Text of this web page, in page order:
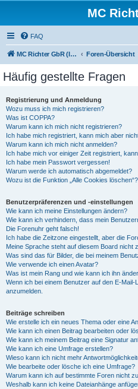
MC
FAQ
MC Richter GbR (Impressum / Datenschutz) Foren-Übersicht
Häufig gestellte Fragen
Registrierung und Anmeldung
Wozu muss ich mich registrieren?
Was ist COPPA?
Warum kann ich mich nicht registrieren?
Ich habe mich registriert, kann mich aber
Warum kann ich mich nicht anmelden?
Ich habe mich vor einiger Zeit registriert,
Ich habe mein Passwort vergessen!
Warum werde ich automatisch abgemeldet?
Wozu ist die Funktion „Alle Cookies löschen“?
Benutzerpräferenzen und -einstellungen
Wie kann ich meine Einstellungen ändern?
Wie kann ich verhindern, dass mein
Die Forenuhr geht falsch!
Ich habe die Zeitzone eingestellt, aber die
Meine Sprache steht auf diesem Board nicht
Was sind das für Bilder, die bei meinem
Wie verwende ich einen Avatar?
Was ist mein Rang und wie kann ich ihn
Wenn ich bei einem Benutzer auf den E-
anzumelden.
Beiträge schreiben
Wie erstelle ich ein neues Thema oder eine
Wie kann ich einen Beitrag bearbeiten oder
Wie kann ich meinem Beitrag eine Signatur
Wie kann ich eine Umfrage erstellen?
Wieso kann ich nicht mehr
Wie bearbeite oder lösche ich eine Umfrage?
Warum kann ich auf bestimmte Foren nicht
Weshalb kann ich keine Dateianhänge